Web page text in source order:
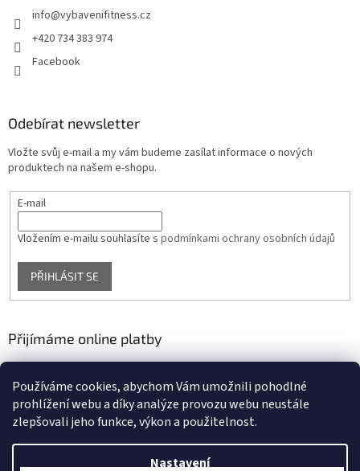
Používáme cookies, abychom Vám umožnili pohodlné
prohlížení webu a díky analýze provozu webu neustále
zlepšovali jeho funkce, výkon a použitelnost.
Nastavení
info@vybavenifitness.cz
+420 734 383 974
Facebook
Odebírat newsletter
Vložte svůj e-mail a my vám budeme zasílat informace o nových
produktech na našem e-shopu.
E-mail
Vložením e-mailu souhlasíte s podmínkami ochrany osobních údajů
PŘIHLÁSIT SE
Přijímáme online platby
Vytvořil Shoptet